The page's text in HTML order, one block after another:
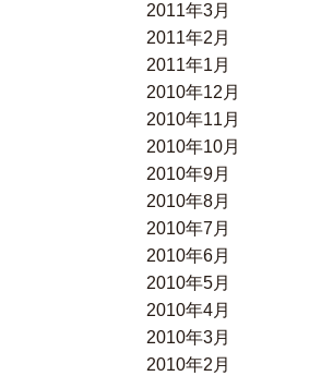
2011年3月
2011年2月
2011年1月
2010年12月
2010年11月
2010年10月
2010年9月
2010年8月
2010年7月
2010年6月
2010年5月
2010年4月
2010年3月
2010年2月